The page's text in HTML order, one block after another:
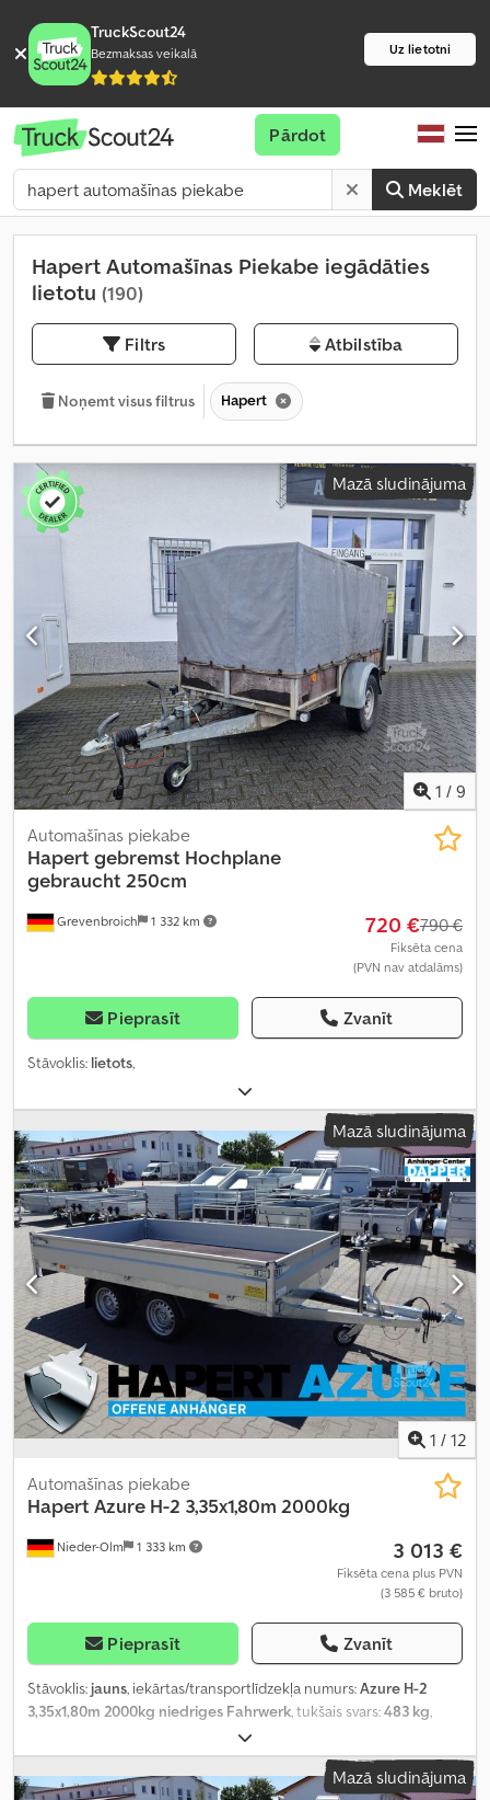
TruckScout24
Bezmaksas veikalā Uz lietotni
Meklēt
Pārdot
Hapert Automašīnas Piekabe iegādāties
lietotu (190)
Filtrs Atbilstība
Noņemt visus filtrus Hapert
Mazā sludinājuma
1 / 9
Grevenbroich 1 332 km
Automašīnas piekabe
Hapert gebremst Hochplane
gebraucht 250cm
720 €790 €
Fiksēta cena
(PVN nav atdalāms)
Pieprasīt Zvanīt
Stāvoklis: lietots,
Mazā sludinājuma
1 / 12
Nieder-Olm 1 333 km
Automašīnas piekabe
Hapert Azure H-2 3,35x1,80m 2000kg
3 013 €
Fiksēta cena plus PVN
(3 585 € bruto)
Pieprasīt Zvanīt
Stāvoklis: jauns, iekārtas/transportlīdzekļa numurs:Azure H-2
3,35x1,80m 2000kg niedriges Fahrwerk , tukšais svars:483 kg
, kopējais svars:
garums:3 350 mm, iekraušanas vietas platums:1 800 mm,
iekraušanas telpas augstums:300 mm, Mazā sludinājuma